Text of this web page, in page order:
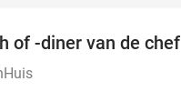
of -diner van de chef